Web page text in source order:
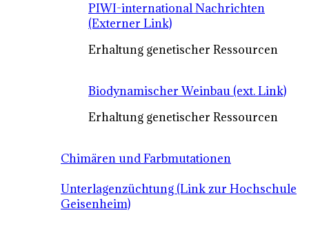
PIWI-international Nachrichten
(Externer Link)
Erhaltung genetischer Ressourcen
Biodynamischer Weinbau (ext. Link)
Erhaltung genetischer Ressourcen
Chimären und Farbmutationen
Unterlagenzüchtung (Link zur Hochschule
Geisenheim)